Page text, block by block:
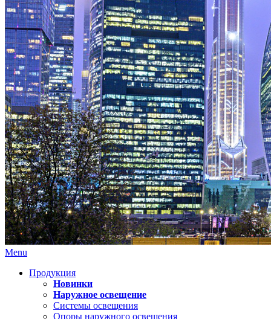
Menu
Продукция
Новинки
Наружное освещение
Системы освещения
Опоры наружного освещения